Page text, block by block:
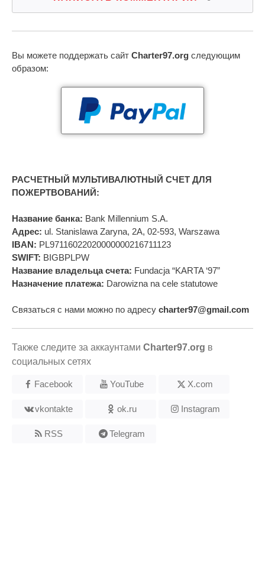
Вы можете поддержать сайт Charter97.org следующим
образом:
РАСЧЕТНЫЙ МУЛЬТИВАЛЮТНЫЙ СЧЕТ ДЛЯ
ПОЖЕРТВОВАНИЙ:
Название банка: Bank Millennium S.A.
Адрес: ul. Stanislawa Zaryna, 2A, 02-593, Warszawa
IBAN: PL97116022020000000216711123
SWIFT: BIGBPLPW
Название владельца счета: Fundacja “KARTA ‘97”
Назначение платежа: Darowizna na cele statutowe
Связаться с нами можно по адресу charter97@gmail.com
Также следите за аккаунтами Charter97.org в
социальных сетях
Facebook YouTube X.com
vkontakte ok.ru Instagram
RSS Telegram